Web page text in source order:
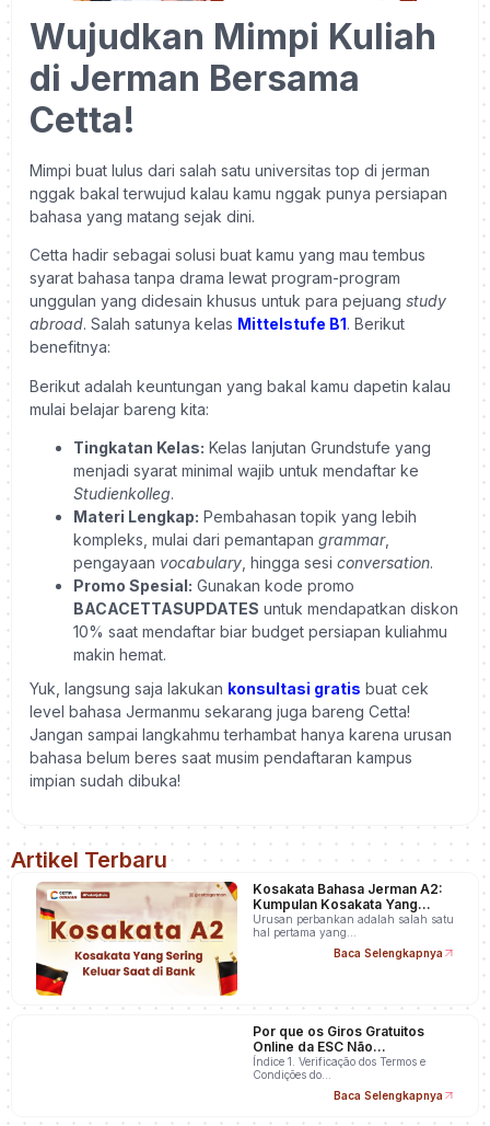
Wujudkan Mimpi Kuliah
di Jerman Bersama
Cetta!
Mimpi buat lulus dari salah satu universitas top di jerman
nggak bakal terwujud kalau kamu nggak punya persiapan
bahasa yang matang sejak dini.
Cetta hadir sebagai solusi buat kamu yang mau tembus
syarat bahasa tanpa drama lewat program-program
unggulan yang didesain khusus untuk para pejuang study
abroad. Salah satunya kelas Mittelstufe B1. Berikut
benefitnya:
Berikut adalah keuntungan yang bakal kamu dapetin kalau
mulai belajar bareng kita:
Tingkatan Kelas: Kelas lanjutan Grundstufe yang
menjadi syarat minimal wajib untuk mendaftar ke
Studienkolleg.
Materi Lengkap: Pembahasan topik yang lebih
kompleks, mulai dari pemantapan grammar,
pengayaan vocabulary , hingga sesi conversation.
Promo Spesial: Gunakan kode promo
BACACETTASUPDATES untuk mendapatkan diskon
10% saat mendaftar biar budget persiapan kuliahmu
makin hemat.
Yuk, langsung saja lakukan konsultasi gratis buat cek
level bahasa Jermanmu sekarang juga bareng Cetta!
Jangan sampai langkahmu terhambat hanya karena urusan
bahasa belum beres saat musim pendaftaran kampus
impian sudah dibuka!
Artikel Terbaru
Kosakata Bahasa Jerman A2:
Kumpulan Kosakata Yang
Sering Keluar Saat di Bank
Urusan perbankan adalah salah satu
hal pertama yang…
Baca Selengkapnya
Por que os Giros Gratuitos
Online da ESC Não
Apareceram na Minha Conta
Índice 1. Verificação dos Termos e
Condições do…
Baca Selengkapnya